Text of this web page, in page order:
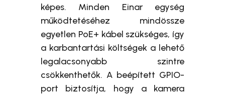
képes. Minden Einar egység
működtetéséhez mindössze
egyetlen PoE+ kábel szükséges, így
a karbantartási költségek a lehető
legalacsonyabb szintre
csökkenthetők. A beépített GPIO-
port biztosítja, hogy a kamera